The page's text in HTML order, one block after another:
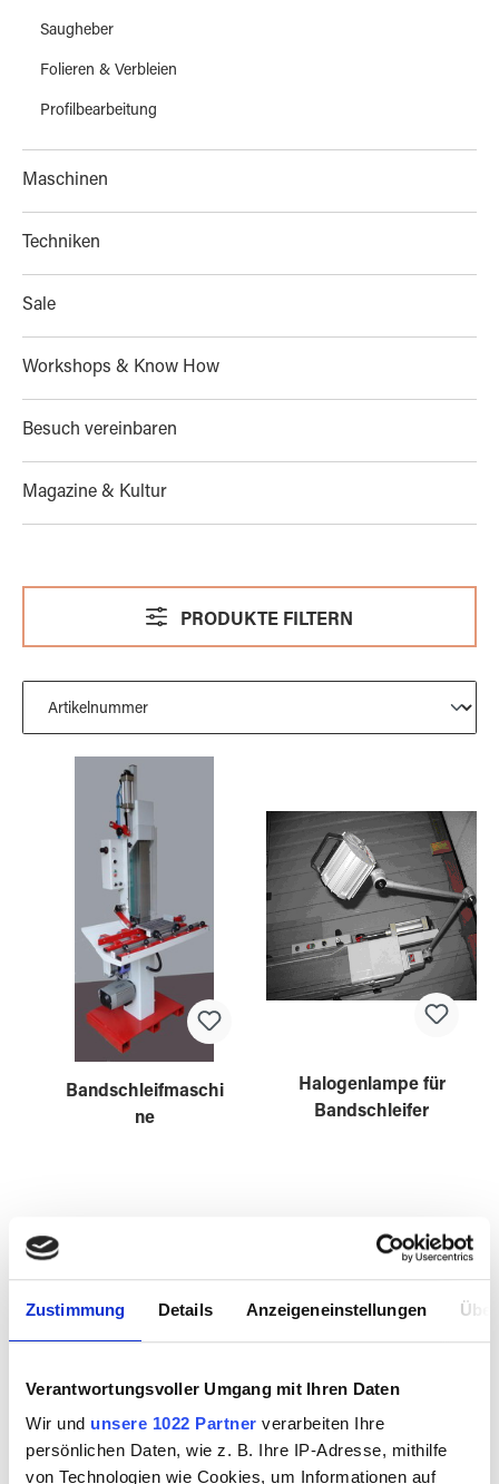
Zustimmung Details Anzeigeneinstellungen
Verantwortungsvoller Umgang mit Ihren Daten
Wir und unsere 1022 Partner verarbeiten Ihre
persönlichen Daten, wie z. B. Ihre IP-Adresse, mithilfe
von Technologien wie Cookies, um Informationen auf
Saugheber
Folieren & Verbleien
Profilbearbeitung
Maschinen
Techniken
Sale
Workshops & Know How
Besuch vereinbaren
Magazine & Kultur
PRODUKTE FILTERN
Bandschleifmaschi
ne
Halogenlampe für
Bandschleifer